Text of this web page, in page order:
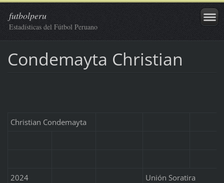
futbolperu
Estadísticas del Fútbol Peruano
Condemayta Christian
Christian Condemayta
2024
Unión Soratira